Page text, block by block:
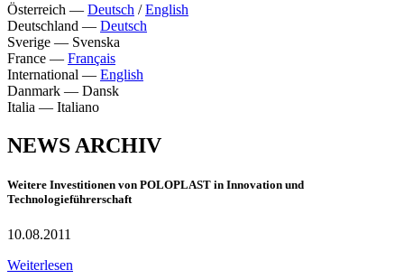
Österreich — Deutsch /English
Deutschland — Deutsch
Sverige — Svenska
France — Français
International — English
Danmark — Dansk
Italia — Italiano
NEWS ARCHIV
Weitere Investitionen von POLOPLAST in Innovation und
Technologieführerschaft
10.08.2011
Weiterlesen